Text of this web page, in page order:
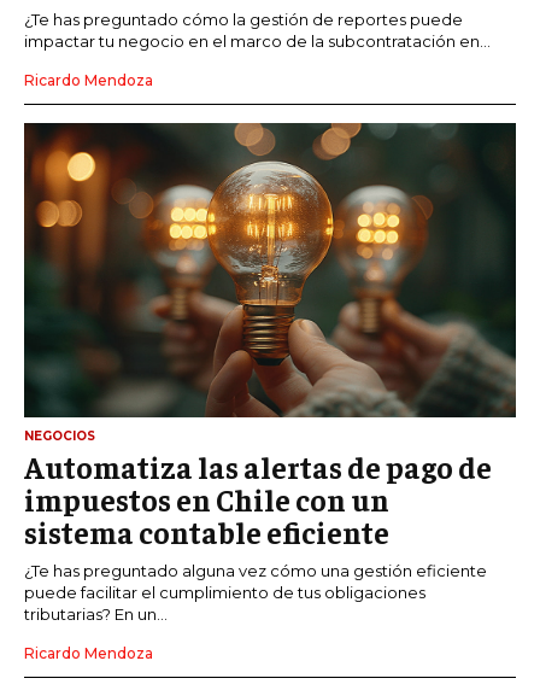
¿Te has preguntado cómo la gestión de reportes puede
impactar tu negocio en el marco de la subcontratación en...
Ricardo Mendoza
NEGOCIOS
Automatiza las alertas de pago de
impuestos en Chile con un
sistema contable eficiente
¿Te has preguntado alguna vez cómo una gestión eficiente
puede facilitar el cumplimiento de tus obligaciones
tributarias? En un...
Ricardo Mendoza